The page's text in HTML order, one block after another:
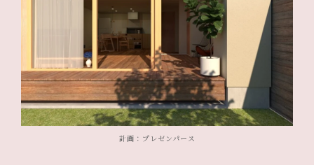
計画：プレゼンパース